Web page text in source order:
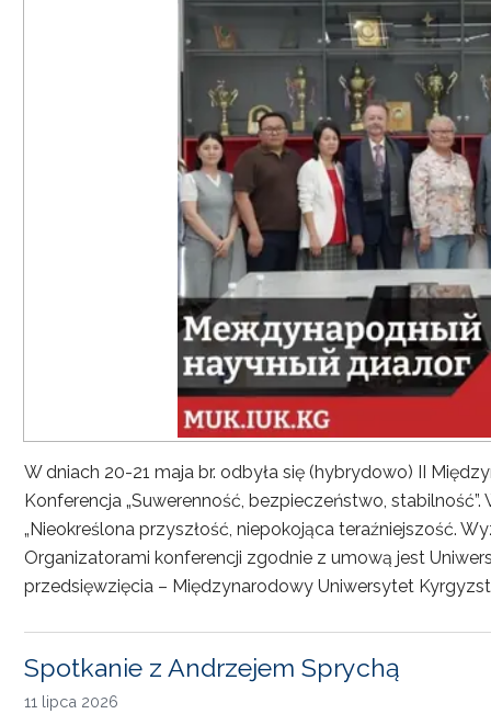
W dniach 20-21 maja br. odbyła się (hybrydowo) II
Konferencja „Suwerenność, bezpieczeństwo,
„Nieokreślona przyszłość, niepokojąca teraźniejszość.
Organizatorami konferencji zgodnie z umową jest
przedsięwzięcia – Międzynarodowy Uniwersytet
Spotkanie z Andrzejem Sprychą
11 lipca 2026